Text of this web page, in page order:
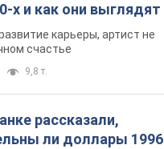
х и как они выглядят
карьеры, артист не
счастье
9,8 т.
рассказали,
ли доллары 1996